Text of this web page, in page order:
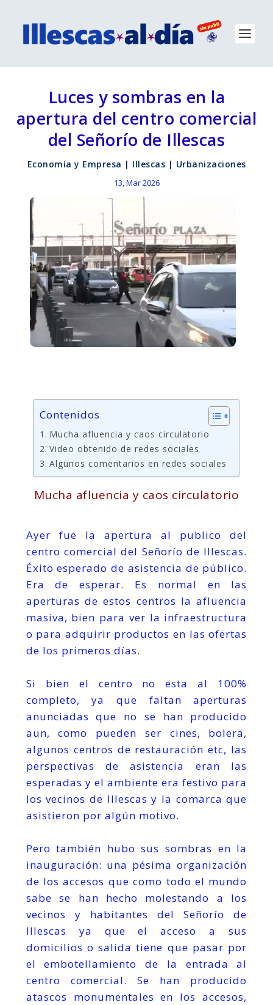
Luces y sombras en la
apertura del centro comercial
del Señorío de Illescas
Economía y Empresa | Illescas | Urbanizaciones
13, Mar 2026
Contenidos
Mucha afluencia y caos circulatorio
Video obtenido de redes sociales
Algunos comentarios en redes sociales
Mucha afluencia y caos circulatorio
Ayer fue la apertura al publico del
centro comercial del Señorío de Illescas.
Éxito esperado de asistencia de público.
Era de esperar. Es normal en las
aperturas de estos centros la afluencia
masiva, bien para ver la infraestructura
o para adquirir productos en las ofertas
de los primeros días.
Si bien el centro no esta al 100%
completo, ya que faltan aperturas
anunciadas que no se han producido
aun, como pueden ser cines, bolera,
algunos centros de restauración etc, las
perspectivas de asistencia eran las
esperadas y el ambiente era festivo para
los vecinos de Illescas y la comarca que
asistieron por algún motivo.
Pero también hubo sus sombras en la
inauguración: una pésima organización
de los accesos que como todo el mundo
sabe se han hecho molestando a los
vecinos y habitantes del Señorío de
Illescas ya que el acceso a sus
domicilios o salida tiene que pasar por
el embotellamiento de la entrada al
centro comercial. Se han producido
atascos monumentales en los accesos,